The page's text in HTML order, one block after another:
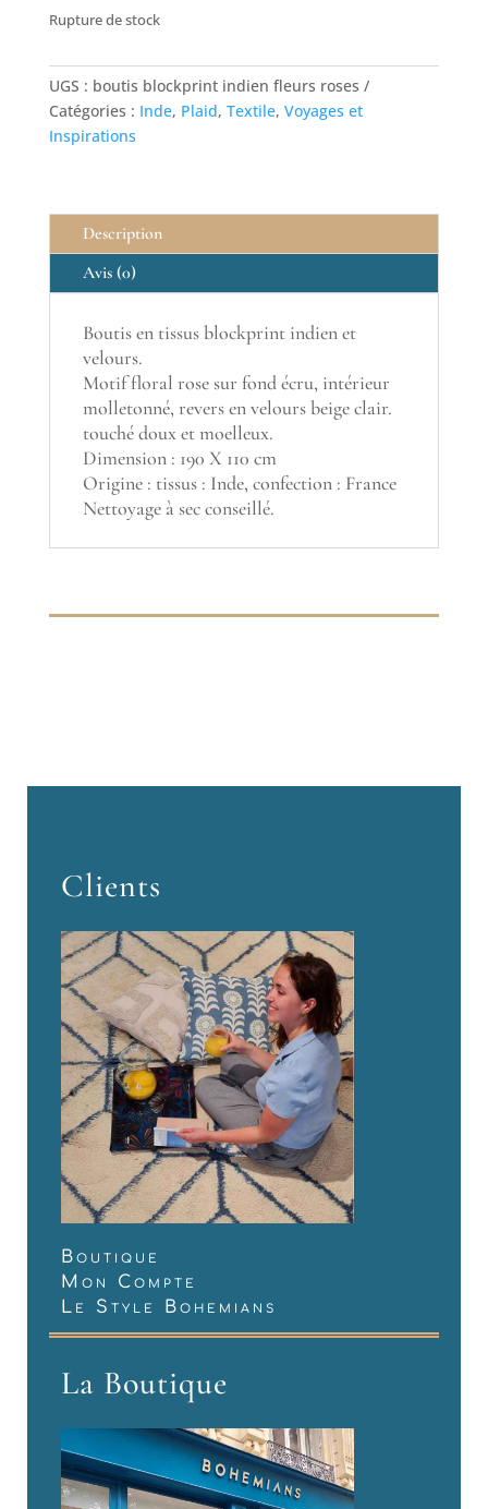
Rupture de stock
UGS : boutis blockprint indien fleurs roses
Catégories : Inde, Plaid, Textile, Voyages et
Inspirations
Description
Avis (0)
Boutis en tissus blockprint indien et
velours.
Motif floral rose sur fond écru, intérieur
molletonné, revers en velours beige clair.
touché doux et moelleux.
Dimension : 190 X 110 cm
Origine : tissus : Inde, confection : France
Nettoyage à sec conseillé.
Clients
Boutique
Mon Compte
Le Style Bohemians
La Boutique